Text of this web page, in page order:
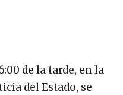
de la tarde, en la
del Estado, se